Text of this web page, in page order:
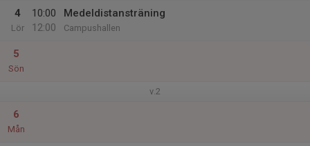
4
Lör
10:00
12:00
Medeldistansträning
Campushallen
5
Sön
v.2
6
Mån